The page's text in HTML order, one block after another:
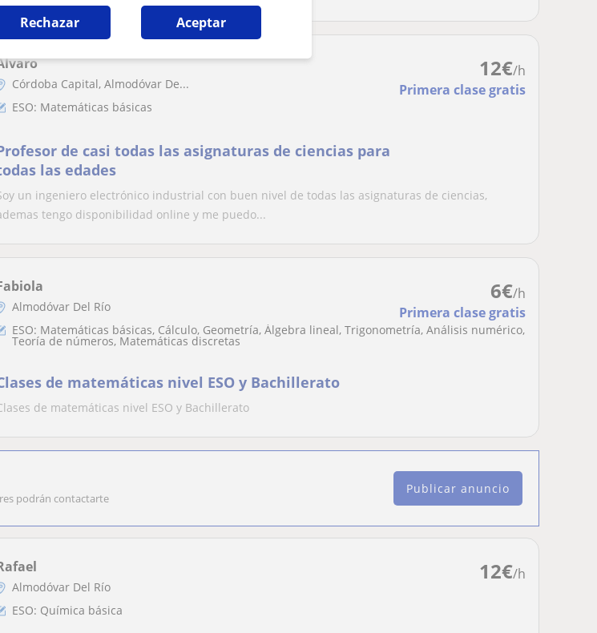
Rechazar Aceptar
12€/h
Primera clase gratis
Córdoba Capital, Almodóvar De...
ESO: Matemáticas básicas
de casi todas las asignaturas de ciencias para
las edades
un ingeniero electrónico industrial con buen nivel de todas las asignaturas de ciencias,
tengo disponibilidad online y me puedo...
6€/h
Primera clase gratis
Almodóvar Del Río
ESO: Matemáticas básicas, Cálculo, Geometría, Álgebra lineal, Trigonometría, Análisis numérico,
Teoría de números, Matemáticas discretas
de matemáticas nivel ESO y Bachillerato
de matemáticas nivel ESO y Bachillerato
podrán contactarte
Publicar anuncio
12€/h
Almodóvar Del Río
ESO: Química básica